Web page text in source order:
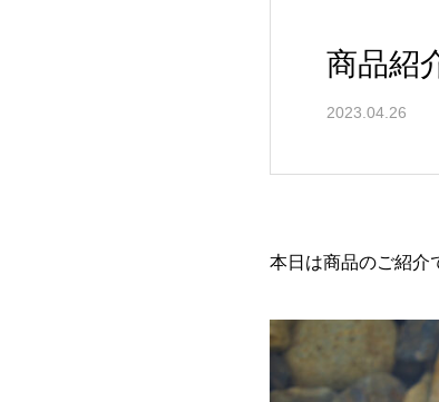
商品紹
2023.04.26
本日は商品のご紹介